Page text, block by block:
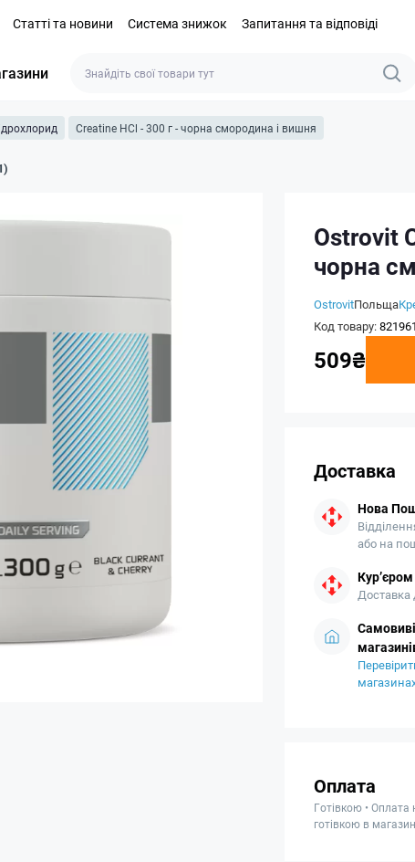
Статті та новини Система знижок Запитання та відповіді
Creatine HCl - 300 г - чорна смородина і вишня
Ostrovit
чорна
OstrovitПольща
Код товару:821961
509₴
Доставка
Нова
або на
Доставка
Оплата
Готівкою • Оплата
готівкою в